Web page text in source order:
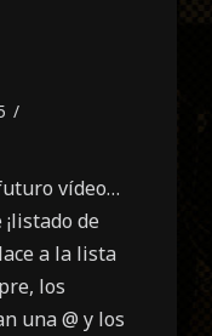
vídeo…
de
a la lista
los
una @ y los